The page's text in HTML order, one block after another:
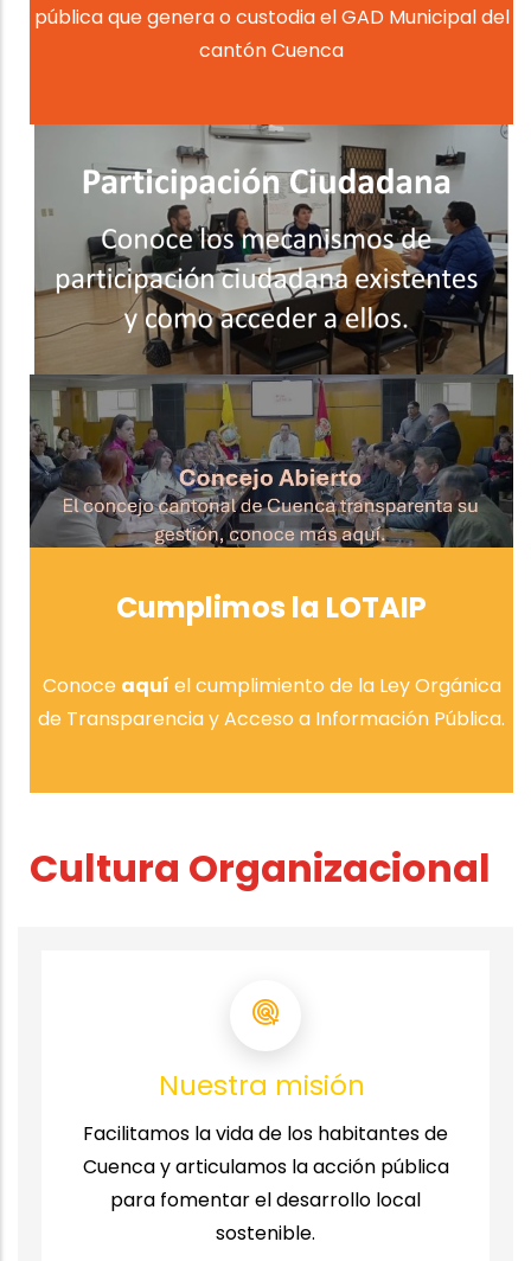
pública que genera o custodia el GAD Municipal del
cantón Cuenca
Cumplimos la LOTAIP
Conoce aquí el cumplimiento de la Ley Orgánica
de Transparencia y Acceso a Información Pública.
Cultura Organizacional
Nuestra misión
Facilitamos la vida de los habitantes de
Cuenca y articulamos la acción pública
para fomentar el desarrollo local
sostenible.